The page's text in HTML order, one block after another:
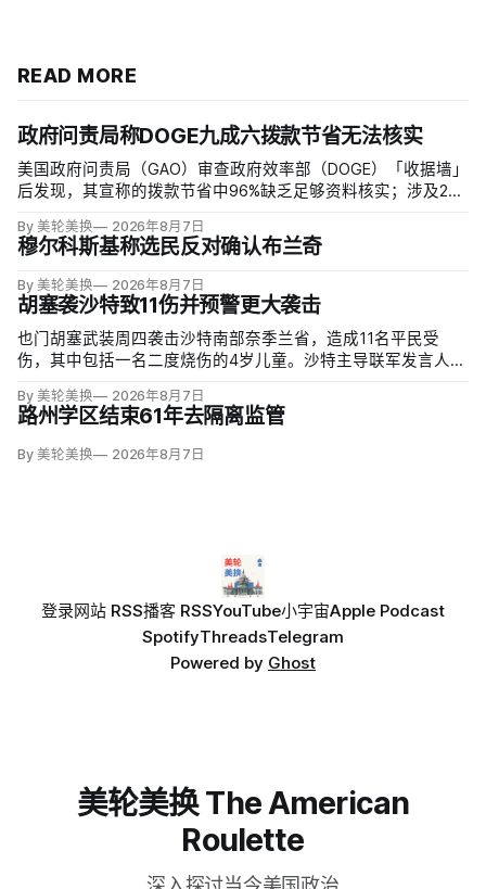
READ MORE
政府问责局称DOGE九成六拨款节省无法核实
美国政府问责局（GAO）审查政府效率部（DOGE）「收据墙」
后发现，其宣称的拨款节省中96%缺乏足够资料核实；涉及274
三分之二无法验证或不符合其公开方法，264份拟终止租约中
108份早已进入终止流程。
By 美轮美换 2026年8月7日
穆尔科斯基称选民反对确认布兰奇
By 美轮美换 2026年8月7日
胡塞袭沙特致11伤并预警更大袭击
也门胡塞武装周四袭击沙特南部奈季兰省，造成11名平民受
伤，其中包括一名二度烧伤的4岁儿童。沙特主导联军发言人图
区；
By 美轮美换 2026年8月7日
路州学区结束61年去隔离监管
By 美轮美换 2026年8月7日
登录网站 RSS播客 RSSYouTube小宇宙Apple Podcast
SpotifyThreadsTelegram
Powered by Ghost
美轮美换 The American
Roulette